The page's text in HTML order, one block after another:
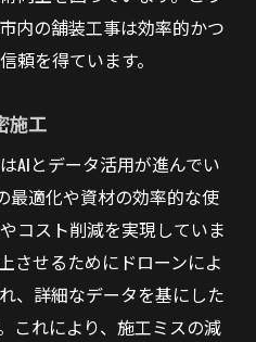
内の舗装工事は効率的かつ
頼を得ています。
施工
AIとデータ活用が進んでい
最適化や資材の効率的な使
コスト削減を実現していま
させるためにドローンによ
、詳細なデータを基にした
これにより、施工ミスの減